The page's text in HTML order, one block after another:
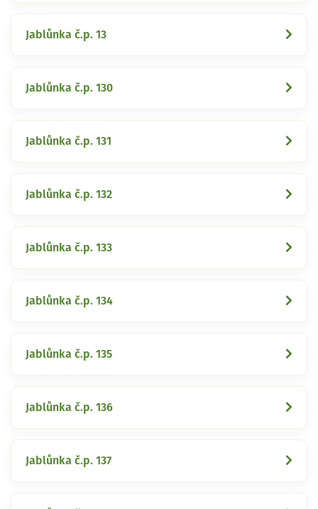
Jablůnka č.p. 13
Jablůnka č.p. 130
Jablůnka č.p. 131
Jablůnka č.p. 132
Jablůnka č.p. 133
Jablůnka č.p. 134
Jablůnka č.p. 135
Jablůnka č.p. 136
Jablůnka č.p. 137